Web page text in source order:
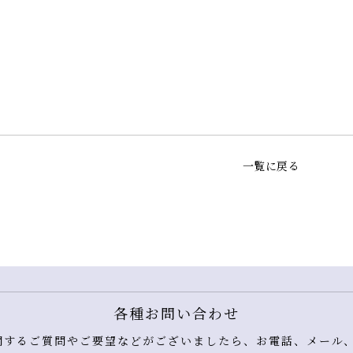
一覧に戻る
各種お問い合わせ
るご質問やご要望などがございましたら、お電話、メール